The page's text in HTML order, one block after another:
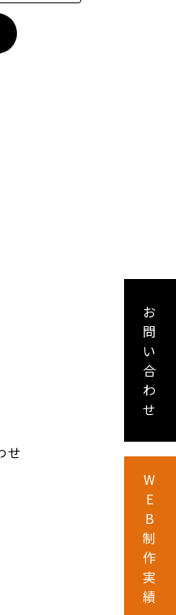
せ
お
問
い
合
わ
せ
W
E
B
制
作
実
績